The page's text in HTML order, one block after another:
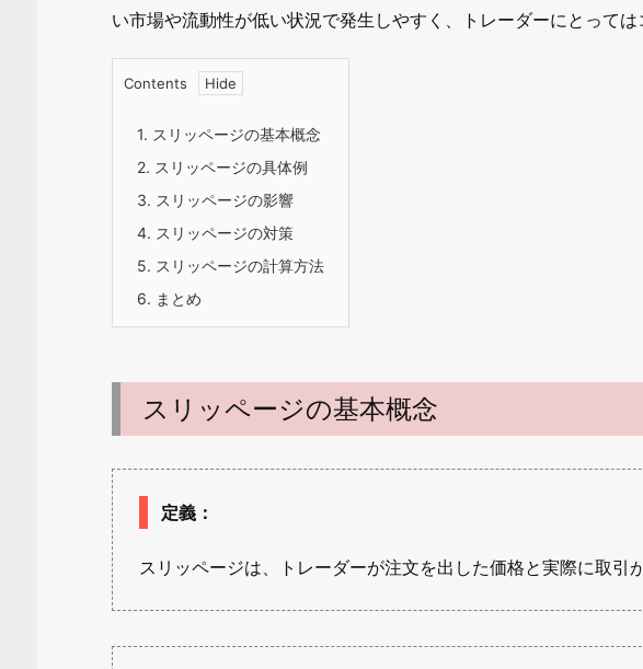
い市場や流動性が低い状況で発生しやすく、トレーダーにとって
Contents
1. スリッページの基本概念
2. スリッページの具体例
3. スリッページの影響
4. スリッページの対策
5. スリッページの計算方法
6. まとめ
スリッページの基本概念
定義 ：
スリッページは、トレーダーが注文を出した価格と実際に取引